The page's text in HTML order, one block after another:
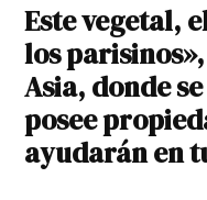
Este vegetal,
los
Asia, donde
posee
ayudarán en